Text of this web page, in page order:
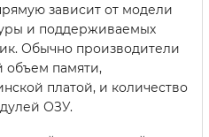
зависит от модели
и поддерживаемых
Обычно производители
объем памяти,
платой, и количество
ОЗУ.